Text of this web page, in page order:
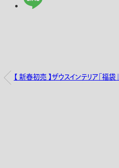
【 新春初売 】ザウスインテリア「福袋